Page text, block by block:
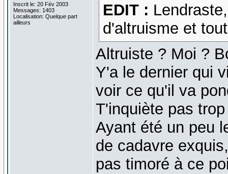
Inscrit le: 20 Fév 2003
Messages: 1403
Localisation: Quelque part
ailleurs
EDIT :
d'altruisme et
Altruiste ? Moi ?
Y'a le dernier qui
voir ce qu'il va
T'inquiète pas
Ayant été un peu
de cadavre
pas timoré à ce